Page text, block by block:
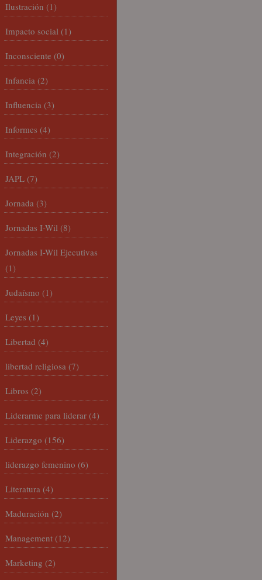
Ilustración (1)
Impacto social (1)
Inconsciente (0)
Infancia (2)
Influencia (3)
Informes (4)
Integración (2)
JAPL (7)
Jornada (3)
Jornadas I-Wil (8)
Jornadas I-Wil Ejecutivas
(1)
Judaísmo (1)
Leyes (1)
Libertad (4)
libertad religiosa (7)
Libros (2)
Liderarme para liderar (4)
Liderazgo (156)
liderazgo femenino (6)
Literatura (4)
Maduración (2)
Management (12)
Marketing (2)